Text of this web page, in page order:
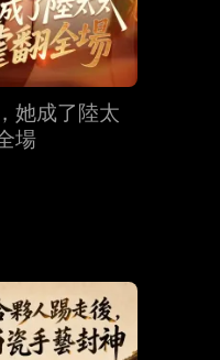
集 第39集
她成了陸太
場